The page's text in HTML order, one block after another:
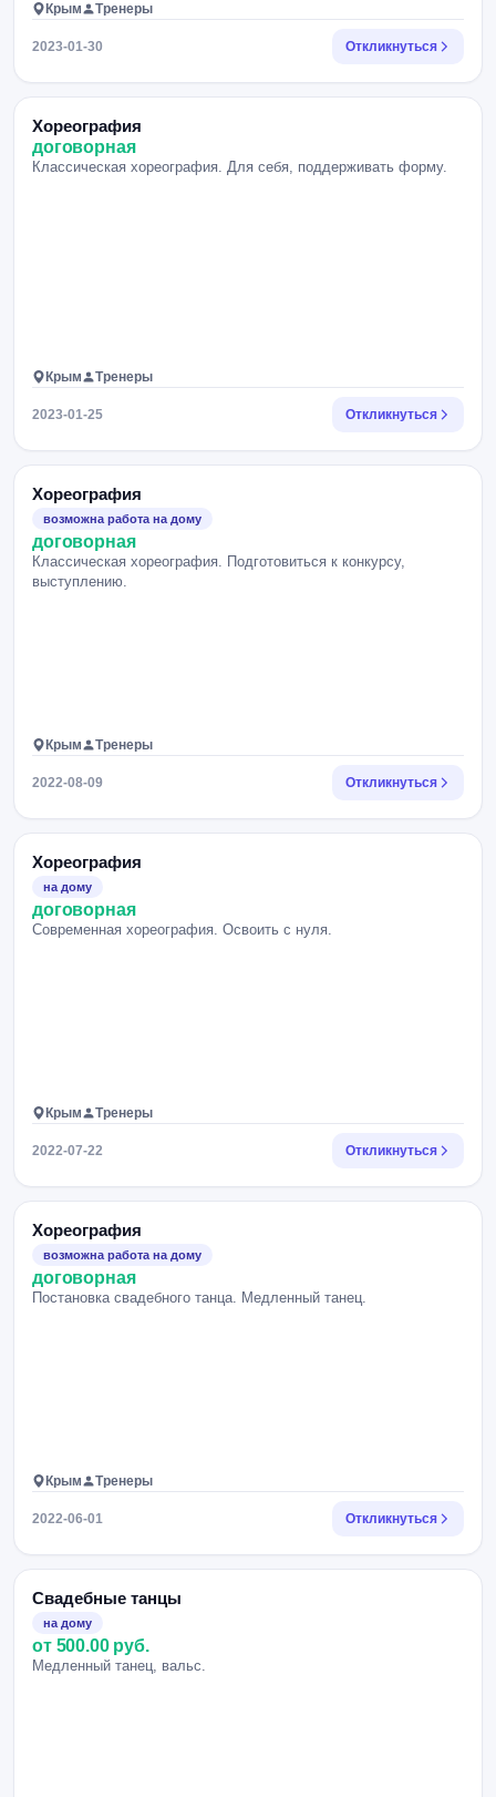
Крым Тренеры
2023-01-30 Откликнуться
Хореография
договорная
Классическая хореография. Для себя, поддерживать форму.
Крым Тренеры
2023-01-25 Откликнуться
Хореография
возможна работа на дому
договорная
Классическая хореография. Подготовиться к конкурсу,
выступлению.
Крым Тренеры
2022-08-09 Откликнуться
Хореография
на дому
договорная
Современная хореография. Освоить с нуля.
Крым Тренеры
2022-07-22 Откликнуться
Хореография
возможна работа на дому
договорная
Постановка свадебного танца. Медленный танец.
Крым Тренеры
2022-06-01 Откликнуться
Свадебные танцы
на дому
от 500.00 руб.
Медленный танец, вальс.